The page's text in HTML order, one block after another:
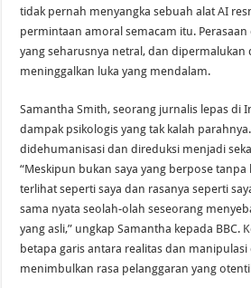
tidak pernah menyangka sebuah alat AI
permintaan amoral semacam itu.
yang seharusnya netral, dan dipermalukan
meninggalkan luka yang mendalam.
Samantha Smith, seorang jurnalis lepas di
dampak psikologis yang tak kalah
didehumanisasi dan direduksi menjadi
“Meskipun bukan saya yang berpose
terlihat seperti saya dan rasanya seperti
sama nyata seolah-olah seseorang
yang asli,” ungkap Samantha kepada BBC.
betapa garis antara realitas dan
menimbulkan rasa pelanggaran yang